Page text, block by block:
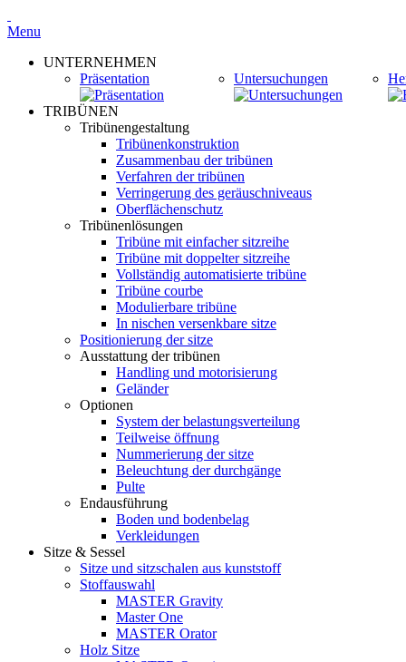
Menu
UNTERNEHMEN
Präsentation
Untersuchungen
TRIBÜNEN
Tribünengestaltung
Tribünenkonstruktion
Zusammenbau der tribünen
Verfahren der tribünen
Verringerung des geräuschniveaus
Oberflächenschutz
Tribünenlösungen
Tribüne mit einfacher sitzreihe
Tribüne mit doppelter sitzreihe
Vollständig automatisierte tribüne
Tribüne courbe
Modulierbare tribüne
In nischen versenkbare sitze
Positionierung der sitze
Ausstattung der tribünen
Handling und motorisierung
Geländer
Optionen
System der belastungsverteilung
Teilweise öffnung
Nummerierung der sitze
Beleuchtung der durchgänge
Pulte
Endausführung
Boden und bodenbelag
Verkleidungen
Sitze & Sessel
Sitze und sitzschalen aus kunststoff
Stoffauswahl
MASTER Gravity
Master One
MASTER Orator
Holz Sitze